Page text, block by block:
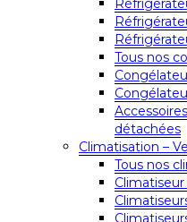
Tous nos
détachées
Climatisation –
Tous nos